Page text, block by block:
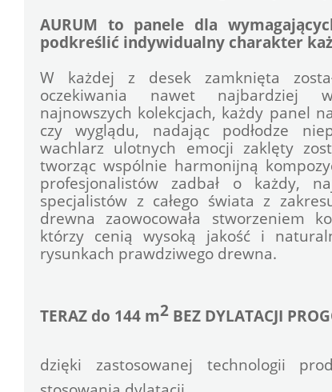
AURUM to panele dla
podkreślić indywidualny charakter
W każdej z desek zamknięta
oczekiwania nawet najbardziej
najnowszych kolekcjach, każdy panel
czy wyglądu, nadając podłodze
wachlarz ulotnych emocji zaklęty
tworząc wspólnie harmonijną
profesjonalistów zadbał o każdy,
specjalistów z całego świata z
drewna zaowocowała stworzeniem
którzy cenią wysoką jakość i
rysunkach prawdziwego drewna.
TERAZ do 144 m2 BEZ DYLATACJI
dzięki zastosowanej technologii